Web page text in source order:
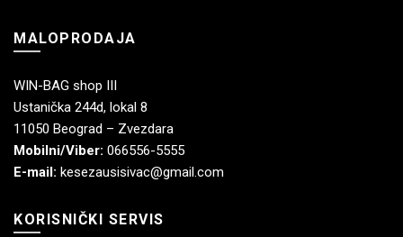
MALOPRODAJA
WIN-BAG shop III
Ustanička 244d, lokal 8
11050 Beograd – Zvezdara
Mobilni/Viber: 066556-5555
E-mail: kesezausisivac@gmail.com
KORISNIČKI SERVIS